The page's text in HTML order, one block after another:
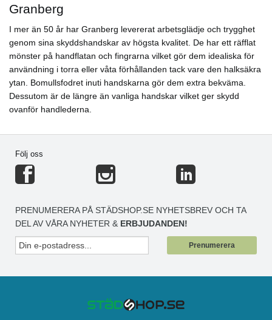
Granberg
I mer än 50 år har Granberg levererat arbetsglädje och trygghet
genom sina skyddshandskar av högsta kvalitet. De har ett räfflat
mönster på handflatan och fingrarna vilket gör dem idealiska för
användning i torra eller våta förhållanden tack vare den halksäkra
ytan. Bomullsfodret inuti handskarna gör dem extra bekväma.
Dessutom är de längre än vanliga handskar vilket ger skydd
ovanför handlederna.
Följ oss
PRENUMERERA PÅ STÄDSHOP.SE NYHETSBREV OCH TA
DEL AV VÅRA NYHETER & ERBJUDANDEN!
Prenumerera